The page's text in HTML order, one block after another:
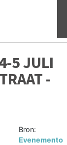
5 JULI
-
Bron:
Evenemento